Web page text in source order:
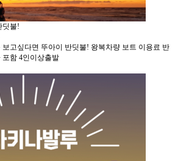
딧불!
고싶다면 뚜아이 반딧불! 왕복차량 보트 이용료 반
함 4인이상출발